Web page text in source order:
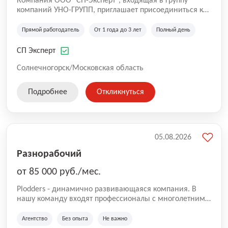
компаний УНО-ГРУПП, приглашает присоединиться к
работаем на рынке с 2005 года и оказываем комплекс
зданий из гибридных модульных блоков свободной
гибридно-модульного строительства.
Прямой работодатель От 1 года до 3 лет Полный день
СП Эксперт
Солнечногорск/Московская область
Подробнее Откликнуться
Разнорабочий
от 85 000 руб./мес.
Plodders - динамично развивающаяся компания. В
нашу команду входят профессионалы с многолетним
на рынке аутсорсинга, а накопленный опыт позволяют
Агентство Без опыта Не важно
05.08.2026